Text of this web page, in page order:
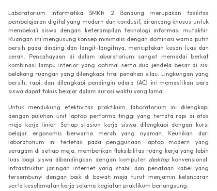
Laboratorium Informatika SMKN 2 Bandung merupakan fasilitas
pembelajaran digital yang modern dan kondusif, dirancang khusus untuk
membekali siswa dengan keterampilan teknologi informasi mutakhir.
Ruangan ini mengusung konsep minimalis dengan dominasi warna putih
bersih pada dinding dan langit-langitnya, menciptakan kesan luas dan
cerah. Pencahayaan di dalam laboratorium sangat memadai berkat
kombinasi lampu interior yang optimal serta dua jendela besar di sisi
belakang ruangan yang dilengkapi tirai penahan silau. Lingkungan yang
bersih, rapi, dan dilengkapi pendingin udara (AC) ini memastikan para
siswa dapat fokus belajar dalam durasi waktu yang lama.
Untuk mendukung efektivitas praktikum, laboratorium ini dilengkapi
dengan puluhan unit laptop performa tinggi yang tertata rapi di atas
meja kerja linier. Setiap stasiun kerja siswa dilengkapi dengan kursi
belajar ergonomis berwarna merah yang nyaman. Keunikan dari
laboratorium ini terletak pada penggunaan laptop modern yang
seragam di setiap meja, memberikan fleksibilitas ruang kerja yang lebih
luas bagi siswa dibandingkan dengan komputer desktopkonvensional.
Infrastruktur jaringan internet yang stabil dan penataan kabel yang
tersembunyi dengan baik di bawah meja turut menjamin kelancaran
serta keselamatan kerja selama kegiatan praktikum berlangsung.